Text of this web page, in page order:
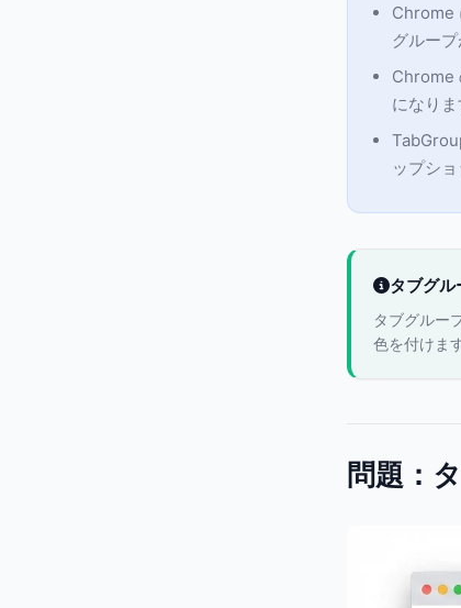
Chrome
グルー
Chrome
になり
ップショ
タブグル
タブグルー
色を付けま
問題：